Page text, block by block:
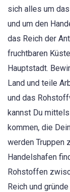
sich alles um
und um den
das Reich der
fruchtbaren
Hauptstadt.
Land und teile
und das
kannst Du
kommen, die
werden Truppen
Handelshafen
Rohstoffen
Reich und